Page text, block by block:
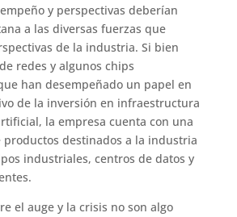
y perspectivas deberían
a las diversas fuerzas que
de la industria. Si bien
redes y algunos chips
han desempeñado un papel en
de la inversión en infraestructura
la empresa cuenta con una
destinados a la industria
industriales, centros de datos y
el auge y la crisis no son algo